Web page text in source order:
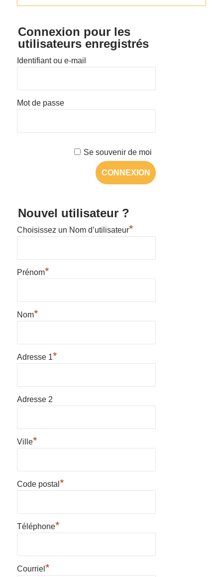
Connexion pour les
utilisateurs enregistrés
Identifiant ou e-mail
Mot de passe
Se souvenir de moi
Nouvel utilisateur ?
Choisissez un Nom d’utilisateur*
Prénom*
Nom*
Adresse 1*
Adresse 2
Ville*
Code postal *
Téléphone*
Courriel *